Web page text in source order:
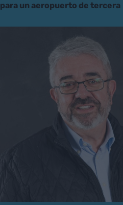
para un aeropuerto de tercera